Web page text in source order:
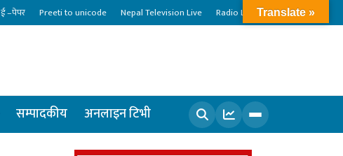
ई –पेपर Preeti to unicode Nepal Television Live Radio Live
सम्पादकीय अनलाइन टिभी
खोज्नुहोस
Translate »